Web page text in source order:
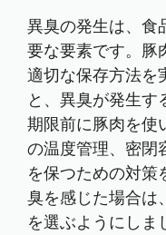
異臭の発生は、食
要な要素です。豚
適切な保存方法を
と、異臭が発生す
期限前に豚肉を使
の温度管理、密閉
を保つための対策
臭を感じた場合は
を選ぶようにしま